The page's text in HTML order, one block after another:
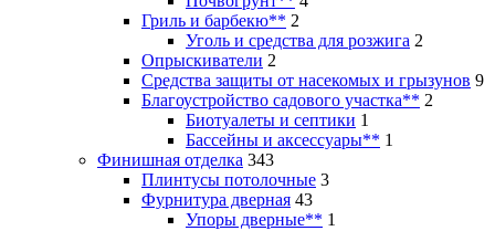
Гриль и барбекю** 2
Уголь и средства для розжига 2
Опрыскиватели 2
Средства защиты от насекомых и грызунов 9
Благоустройство садового участка** 2
Биотуалеты и септики 1
Бассейны и аксессуары** 1
Финишная отделка 343
Плинтусы потолочные 3
Фурнитура дверная 43
Упоры дверные** 1